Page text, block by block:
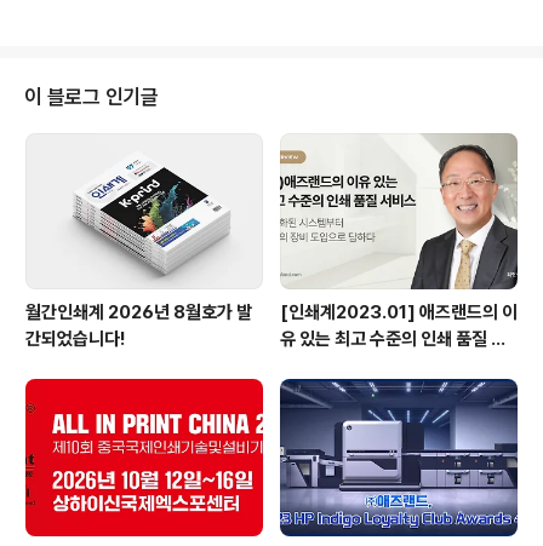
엣지 프린터(Book edge-100) 사용 업체와 쑤저우에서
성공적으로 POD 비즈니스를 이어가고 있는 쑤저우 아이
오 광고공사(Suzhou Aiou Advertising Co., Ltd./이
하 아이오 광고)에서 운영하고 있는 인쇄 체인 허인 디지털
(Heyin Digital Netwo..
이 블로그 인기글
월간인쇄계 2026년 8월호가 발
간되었습니다!
[인쇄계2023.01] 애즈랜드의 이
유 있는 최고 수준의 인쇄 품질 서
장비 도입으로 답하다 - ㈜애즈랜
드 최현수 대표이사